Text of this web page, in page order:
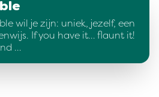
wil je zijn: uniek, jezelf, een
If you have it… flaunt it!
…